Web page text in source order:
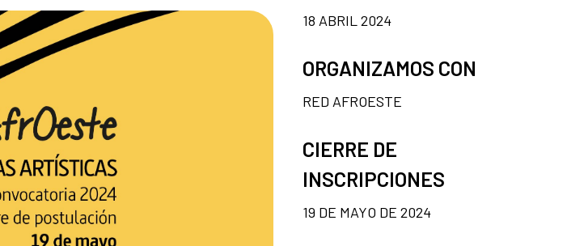
18 ABRIL 2024
ORGANIZAMOS CON
RED AFROESTE
CIERRE DE
INSCRIPCIONES
19 DE MAYO DE 2024